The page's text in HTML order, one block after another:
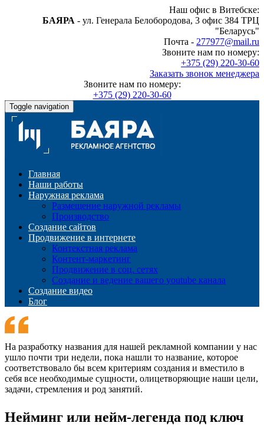
Наш офис в Витебске:
БАЯРА - ул. Генерала Белобородова, 3 офис 384 ТРЦ
"Беларусь"
Почта - 277977@mail.ru
Звоните нам по номеру:
+375 (29) 220-30-60
Заказать звонок менеджера
Звоните нам по номеру:
+375 (29) 220-30-60
Toggle navigation
Главная
Наши работы
Наружная реклама
Размещение наружной рекламы
Производство
Создание сайтов
Продвижение в интернете
Контекстная реклама
Контент-маркетинг
Продвижение в соц. сетях
Создание и ведение вашего youtube канала
Создание видео
Блог
На разработку названия для нашей рекламной компании у нас
ушло почти три недели, пока нашли то название, которое
соответствовало бы всем критериям создания и вместило в
себя все необходимые сущности, олицетворяющие наши цели,
задачи, стремления и род занятий.
Нейминг или нейм-легенда под ключ